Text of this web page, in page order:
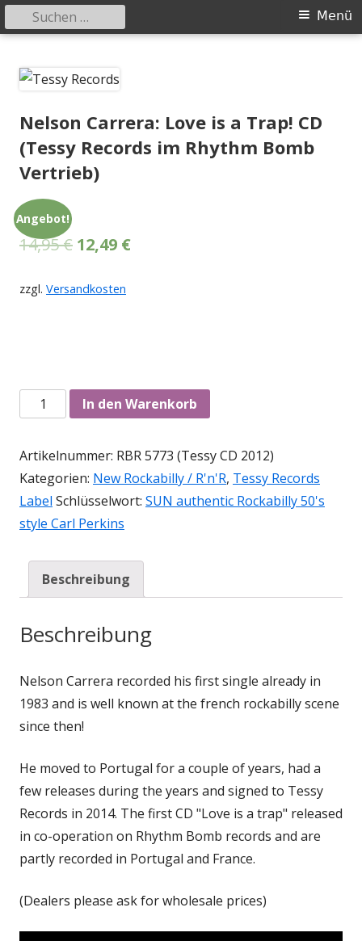
zum
Primäres
Menü
Suchen
nach:
Nelson Carrera: Love is a Trap! CD
(Tessy Records im Rhythm Bomb
Vertrieb)
Angebot!
14,95€ 12,49 €
zzgl. Versandkosten
Anzahl In den Warenkorb
Artikelnummer: RBR 5773 (Tessy CD 2012)
Kategorien: New Rockabilly / R'n'R, Tessy Records
Label Schlüsselwort: SUN authentic Rockabilly 50's
style Carl Perkins
Beschreibung
Beschreibung
Nelson Carrera recorded his first single already in
1983 and is well known at the french rockabilly scene
since then!
He moved to Portugal for a couple of years, had a
few releases during the years and signed to Tessy
Records in 2014. The first CD "Love is a trap" released
in co-operation on Rhythm Bomb records and are
partly recorded in Portugal and France.
(Dealers please ask for wholesale prices)